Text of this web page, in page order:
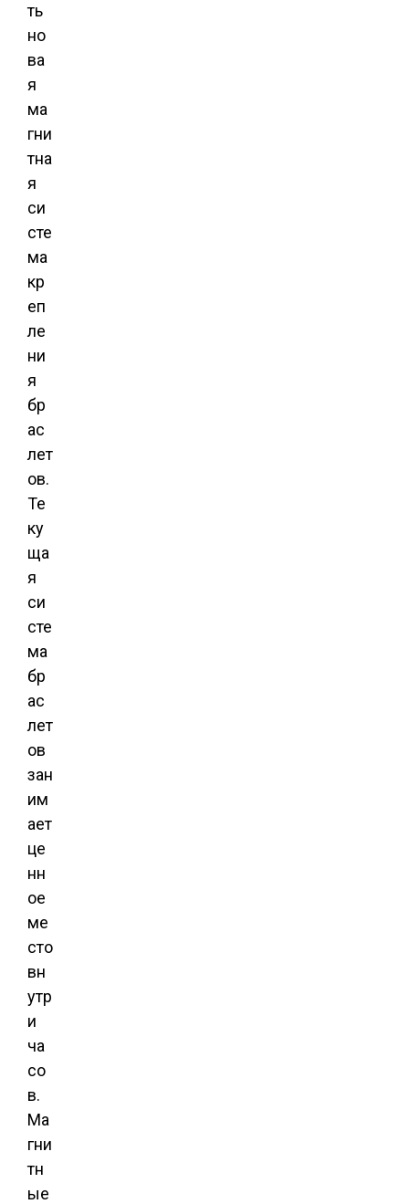
ть
но
ва
я
ма
гни
тна
я
си
сте
ма
кр
еп
ле
ни
я
бр
ас
лет
ов.
Те
ку
ща
я
си
сте
ма
бр
ас
лет
ов
зан
им
ает
це
нн
ое
ме
сто
вн
утр
и
ча
со
в.
Ма
гни
тн
ые